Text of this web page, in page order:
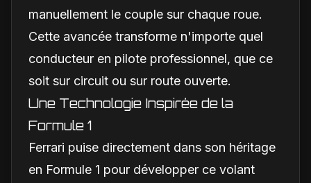
manuellement le couple sur chaque roue.
Cette avancée transforme n'importe quel
conducteur en pilote professionnel, que ce
soit sur circuit ou sur route ouverte.
Une Technologie Inspirée de la
Formule 1
Ferrari puise directement dans son héritage
en Formule 1 pour développer ce volant